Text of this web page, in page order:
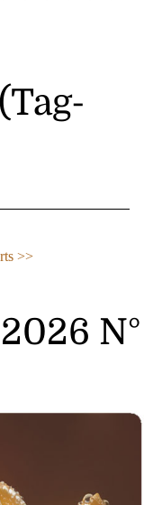
>>
N°